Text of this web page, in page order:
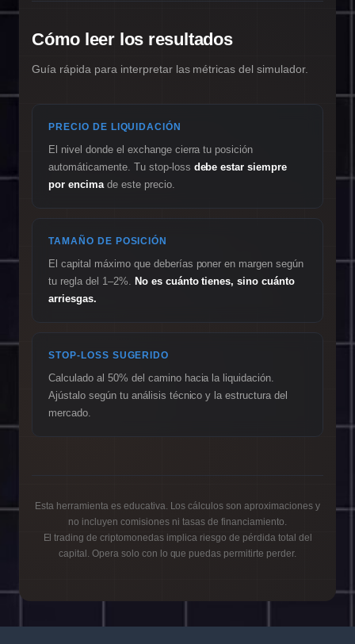
Cómo leer los resultados
Guía rápida para interpretar las métricas del simulador.
PRECIO DE LIQUIDACIÓN
El nivel donde el exchange cierra tu posición
automáticamente. Tu stop-loss debe estar siempre
por encimade este precio.
TAMAÑO DE POSICIÓN
El capital máximo que deberías poner en margen según
tu regla del 1–2%. No es cuánto tienes, sino cuánto
arriesgas.
STOP-LOSS SUGERIDO
Calculado al 50% del camino hacia la liquidación.
Ajústalo según tu análisis técnico y la estructura del
mercado.
Esta herramienta es educativa. Los cálculos son aproximaciones y
no incluyen comisiones ni tasas de financiamiento.
El trading de criptomonedas implica riesgo de pérdida total del
capital. Opera solo con lo que puedas permitirte perder.